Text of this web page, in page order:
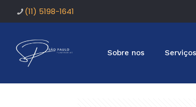
(11) 5198-1641
Sobre nos